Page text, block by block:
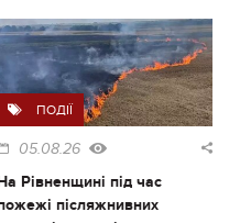
ПОДІЇ
05.08.26
Рівненщині під час
післяжнивних